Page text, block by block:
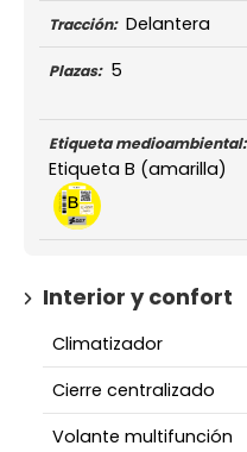
Tracción: Delantera
Plazas: 5
Etiqueta medioambiental:
Etiqueta B (amarilla)
Interior y confort
Climatizador
Cierre centralizado
Volante multifunción